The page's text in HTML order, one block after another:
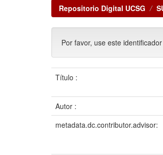
Repositorio Digital UCSG
Por favor, use este
Título :
Autor :
metadata.dc.contributor.advisor: